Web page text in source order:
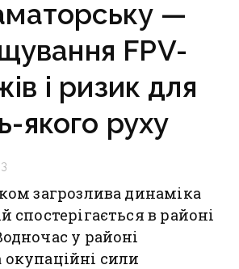
—
FPV-
і ризик для
якого руху
загрозлива динаміка
спостерігається в районі
у районі
сили